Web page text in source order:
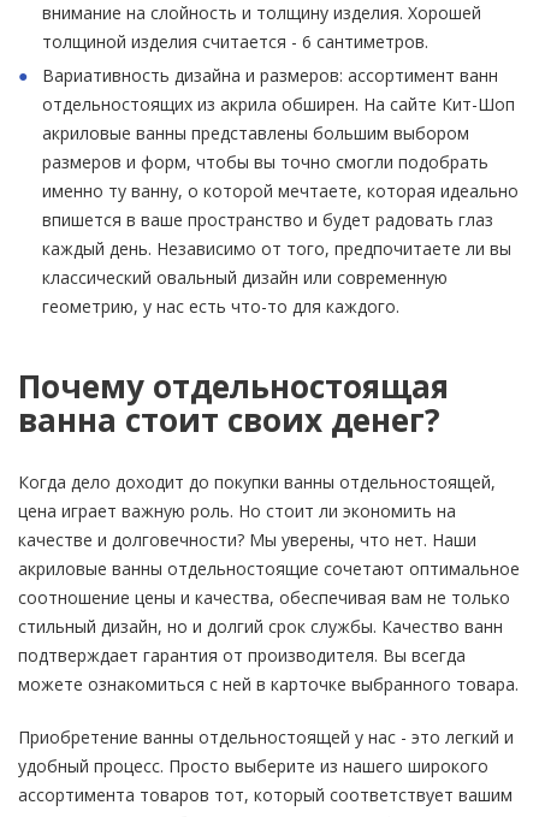
внимание на слойность и толщину изделия. Хорошей
толщиной изделия считается - 6 сантиметров.
Вариативность дизайна и размеров: ассортимент ванн
отдельностоящих из акрила обширен. На сайте Кит-Шоп
акриловые ванны представлены большим выбором
размеров и форм, чтобы вы точно смогли подобрать
именно ту ванну, о которой мечтаете, которая идеально
впишется в ваше пространство и будет радовать глаз
каждый день. Независимо от того, предпочитаете ли вы
классический овальный дизайн или современную
геометрию, у нас есть что-то для каждого.
Почему отдельностоящая
ванна стоит своих денег?
Когда дело доходит до покупки ванны отдельностоящей,
цена играет важную роль. Но стоит ли экономить на
качестве и долговечности? Мы уверены, что нет. Наши
акриловые ванны отдельностоящие сочетают оптимальное
соотношение цены и качества, обеспечивая вам не только
стильный дизайн, но и долгий срок службы. Качество ванн
подтверждает гарантия от производителя. Вы всегда
можете ознакомиться с ней в карточке выбранного товара.
Приобретение ванны отдельностоящей у нас - это легкий и
удобный процесс. Просто выберите из нашего широкого
ассортимента товаров тот, который соответствует вашим